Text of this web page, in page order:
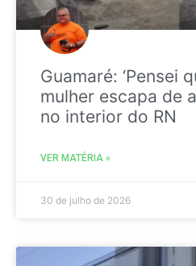
Guamaré: ‘Pensei
mulher escapa de
no interior do RN
VER MATÉRIA »
30 de julho de 2026